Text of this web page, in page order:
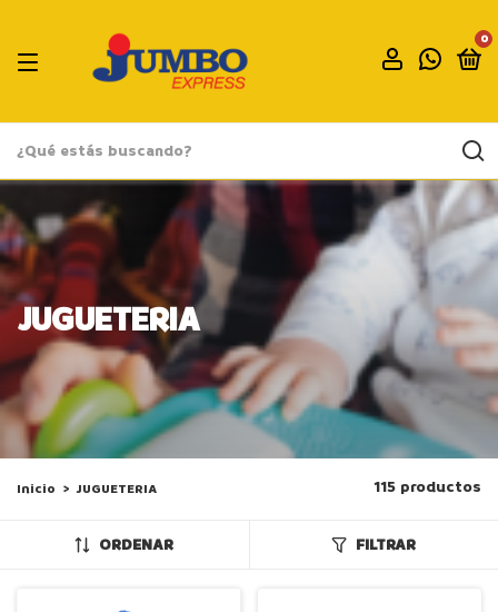
0
JUGUETERIA
Inicio > JUGUETERIA 115 productos
ORDENAR FILTRAR